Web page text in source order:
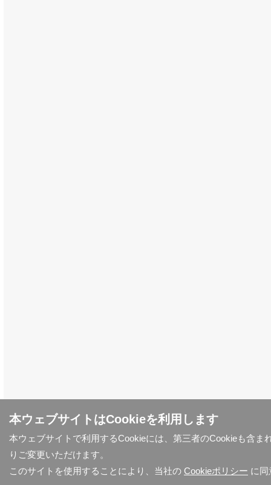
本ウェブサイトはCookieを利用します
本ウェブサイトで利用するCookieには、第三者のCookieも含
りご変更いただけます。
このサイトを使用することにより、当社の Cookieポリシー に